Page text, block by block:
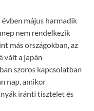
évben május harmadik
nem rendelkezik
más országokban, az
vált a japán
szoros kapcsolatban
nap, amikor
iránti tisztelet és